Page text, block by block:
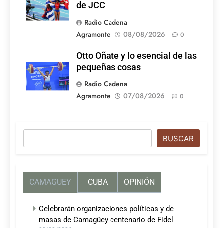
de JCC
Radio Cadena
Agramonte
08/08/2026 0
Otto Oñate y lo esencial de las
pequeñas cosas
Radio Cadena
Agramonte
07/08/2026 0
BUSCAR
CAMAGUEY CUBA OPINIÓN
Celebrarán organizaciones políticas y de
masas de Camagüey centenario de Fidel